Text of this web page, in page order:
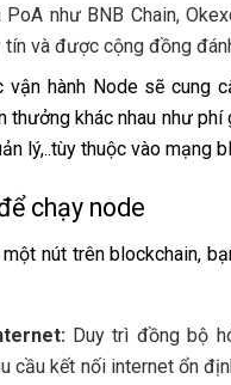
như BNB Chain,
và được cộng đồng
vận hành Node sẽ cung
thưởng khác nhau như phí
lý,..tùy thuộc vào mạng
chạy node
nút trên blockchain,
Duy trì đồng bộ
cầu kết nối internet ổn